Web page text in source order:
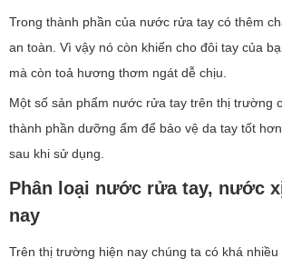
Trong thành phần của nước rửa tay có thêm
an toàn. Vì vậy nó còn khiến cho đôi tay của
mà còn toả hương thơm ngát dễ chịu.
Một số sản phẩm nước rửa tay trên thị trường
thành phần dưỡng ẩm để bảo vệ da tay tốt
sau khi sử dụng.
Phân loại nước rửa tay, nước
nay
Trên thị trường hiện nay chúng ta có khá nhiều